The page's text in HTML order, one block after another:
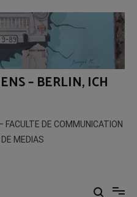
– BERLIN, ICH
DE COMMUNICATION
MEDIAS